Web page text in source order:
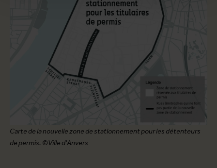
Carte de la nouvelle zone de stationnement pour les détenteurs
de permis. ©Ville d'Anvers